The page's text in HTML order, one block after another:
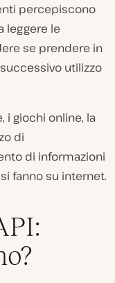
percepiscono
leggere le
se prendere in
utilizzo
i giochi online, la
di
di informazioni
fanno su internet.